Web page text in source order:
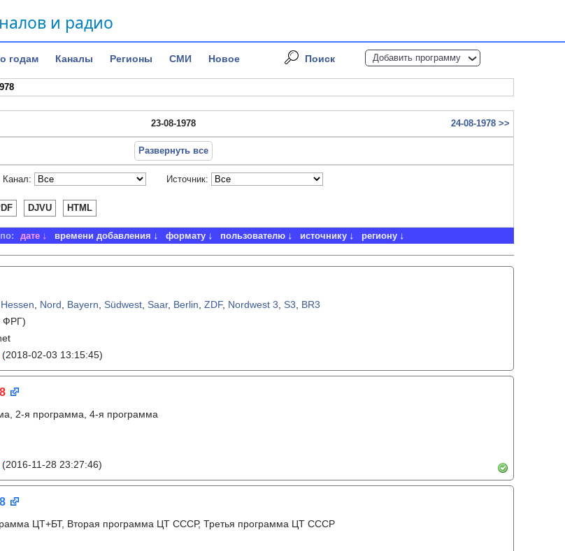
и радио
годам Каналы Регионы СМИ Новое Поиск Добавить программу
23-08-1978 24-08-1978 >>
Развернуть все
Канал: Источник:
DJVU HTML
дате времени добавления формату пользователю источнику региону
Hessen Nord Bayern Südwest Saar, Berlin ZDF, Nordwest 3 S3
BR3
ФРГ)
(2018-02-03 13:15:45)
2-я программа, 4-я программа
(2016-11-28 23:27:46)
ЦТ+БТ, Вторая программа ЦТ ССCР, Третья программа ЦТ ССCР